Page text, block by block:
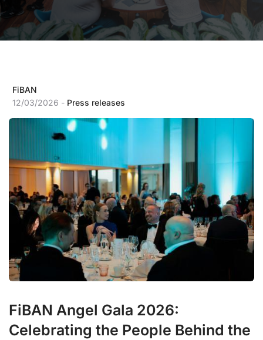
LOGIN
FiBAN
12/03/2026 - Press releases
FiBAN Angel Gala 2026:
Celebrating the People Behind the